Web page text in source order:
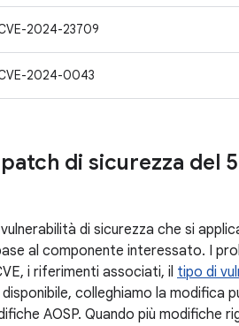
2024-23709
2024-0043
di sicurezza del
di sicurezza che si
al componente interessato. I
i riferimenti associati, il tipo di
colleghiamo la modifica
AOSP. Quando più modifiche